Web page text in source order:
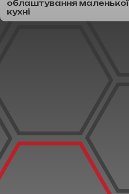
облаштування маленької
кухні